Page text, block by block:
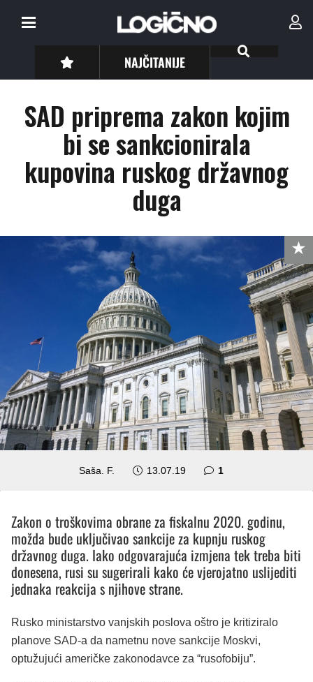
NAJČITANIJE
SAD priprema zakon kojim
bi se sankcionirala
kupovina ruskog državnog
duga
Saša. F. 13.07.19 1
Zakon o troškovima obrane za fiskalnu 2020. godinu,
možda bude uključivao sankcije za kupnju ruskog
državnog duga. Iako odgovarajuća izmjena tek treba biti
donesena, rusi su sugerirali kako će vjerojatno uslijediti
jednaka reakcija s njihove strane.
Rusko ministarstvo vanjskih poslova oštro je kritiziralo
planove SAD-a da nametnu nove sankcije Moskvi,
optužujući američke zakonodavce za “rusofobiju”.